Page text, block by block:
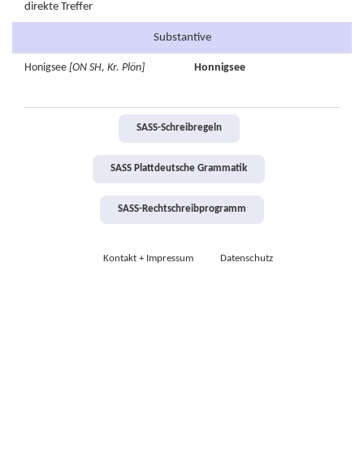
direkte Treffer
Substantive
Honigsee [ON SH, Kr. Plön] Honnigsee
SASS-Schreibregeln
SASS Plattdeutsche Grammatik
SASS-Rechtschreibprogramm
Kontakt + Impressum Datenschutz